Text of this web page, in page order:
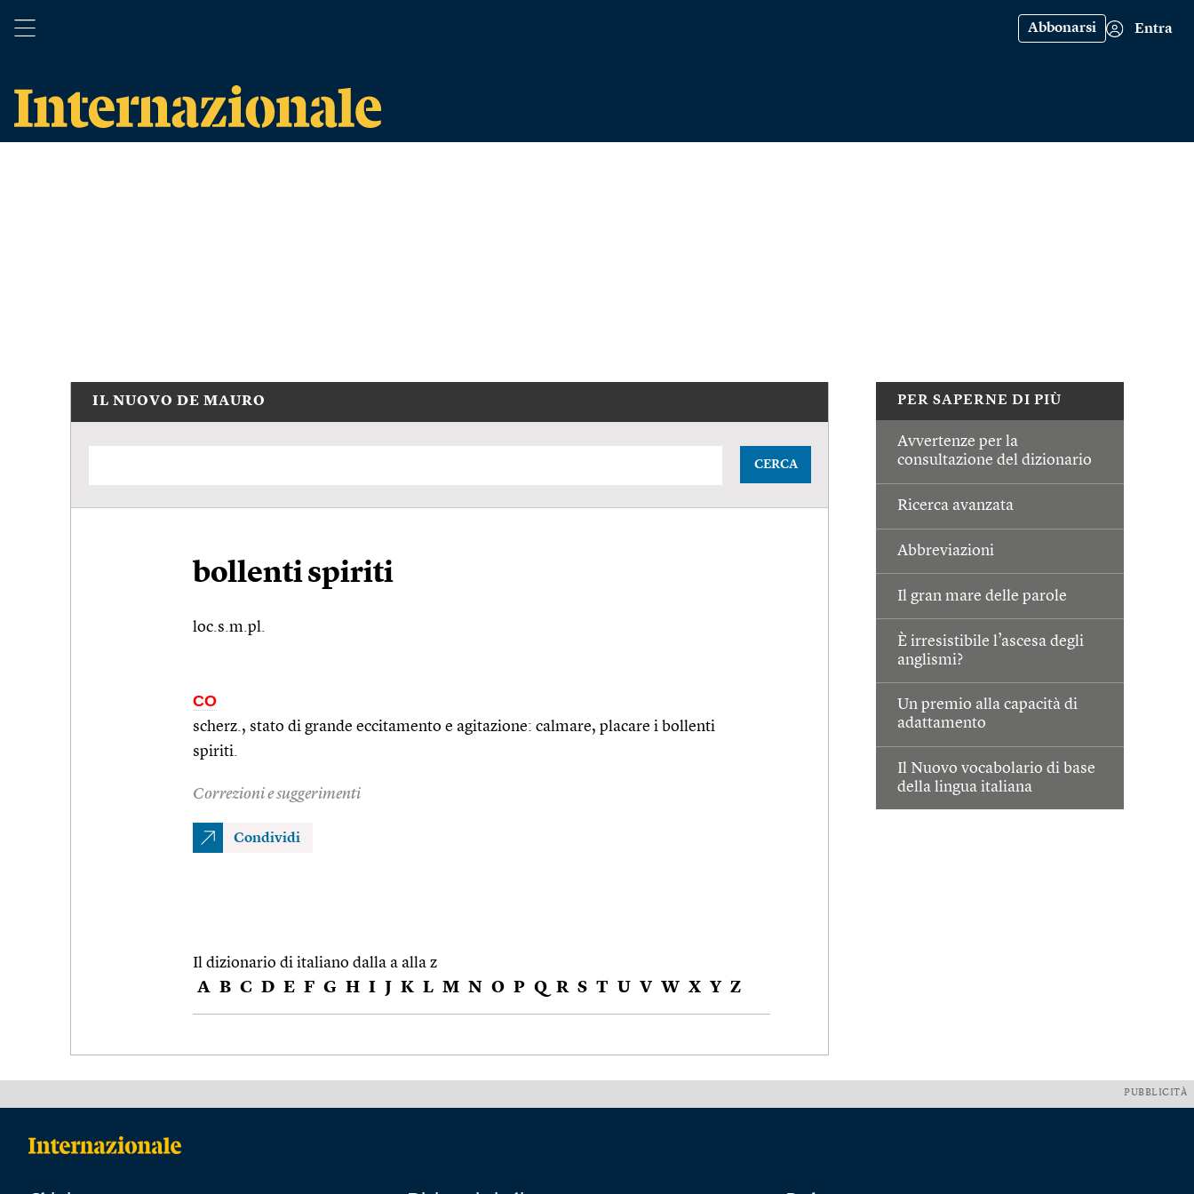
Abbonarsi Entra
PER SAPERNE DI PIÙ
Avvertenze per la
consultazione del dizionario
Ricerca avanzata
Abbreviazioni
Il gran mare delle parole
È irresistibile l’ascesa degli
anglismi?
Un premio alla capacità di
adattamento
Il Nuovo vocabolario di base
della lingua italiana
IL NUOVO DE MAURO
CERCA
bollenti spiriti
loc.s.m.pl.
CO
scherz., stato di grande eccitamento e agitazione: calmare, placare i bollenti
spiriti.
Correzioni e suggerimenti
Condividi
Il dizionario di italiano dalla a alla z
A B C D E F G H I J K L M N O P Q R S T U V W X Y Z
PUBBLICITÀ